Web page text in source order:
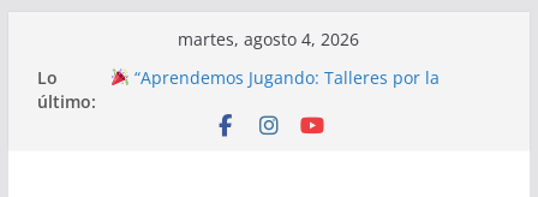
contenido
martes, agosto 4, 2026
Lo
último:
“Aprendemos Jugando: Talleres por la
“Celebramos con Alegría la Semana